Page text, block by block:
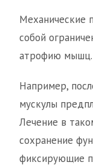
Механические
собой
атрофию мышц.
Например,
мускулы
Лечение в
сохранение
фиксирующие